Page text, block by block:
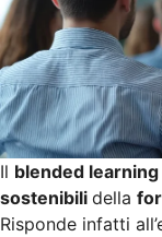
Il blended learning
sostenibili della
Risponde infatti